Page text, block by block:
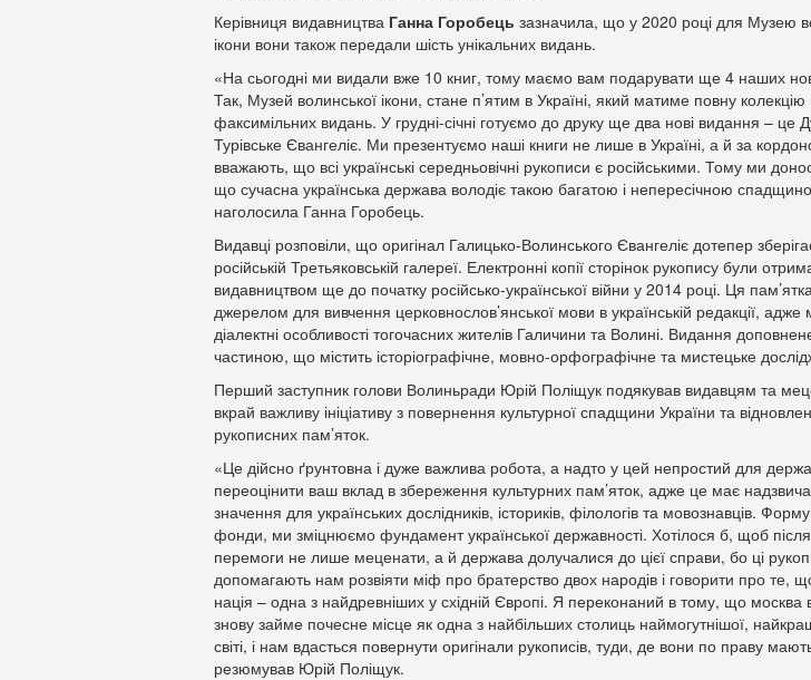
Керівниця видавництва Ганна Горобець зазначила, що у 2020 році для Музею
ікони вони також передали шість унікальних видань.
«На сьогодні ми видали вже 10 книг, тому маємо вам подарувати ще 4 наших
Так, Музей волинської ікони, стане п’ятим в Україні, який матиме повну
факсимільних видань. У грудні-січні готуємо до друку ще два нові видання – це
Турівське Євангеліє. Ми презентуємо наші книги не лише в Україні, а й за
вважають, що всі українські середньовічні рукописи є російськими. Тому ми
що сучасна українська держава володіє такою багатою і непересічною
наголосила Ганна Горобець.
Видавці розповіли, що оригінал Галицько-Волинського Євангеліє дотепер
російській Третьяковській галереї. Електронні копії сторінок рукопису були
видавництвом ще до початку російсько-української війни у 2014 році. Ця
джерелом для вивчення церковнослов’янської мови в українській редакції, адже
діалектні особливості тогочасних жителів Галичини та Волині. Видання
частиною, що містить історіографічне, мовно-орфографічне та мистецьке
Перший заступник голови Волиньради Юрій Поліщук подякував видавцям та
вкрай важливу ініціативу з повернення культурної спадщини України та
рукописних пам’яток.
«Це дійсно ґрунтовна і дуже важлива робота, а надто у цей непростий для
переоцінити ваш вклад в збереження культурних пам’яток, адже це має
значення для українських дослідників, істориків, філологів та мовознавців.
фонди, ми зміцнюємо фундамент української державності. Хотілося б, щоб
перемоги не лише меценати, а й держава долучалися до цієї справи, бо ці
допомагають нам розвіяти міф про братерство двох народів і говорити про те,
нація – одна з найдревніших у східній Європі. Я переконаний в тому, що москва
знову займе почесне місце як одна з найбільших столиць наймогутнішої,
світі, і нам вдасться повернути оригінали рукописів, туди, де вони по праву
резюмував Юрій Поліщук.